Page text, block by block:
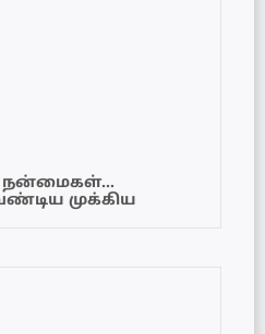
நன்மைகள்…
முக்கிய